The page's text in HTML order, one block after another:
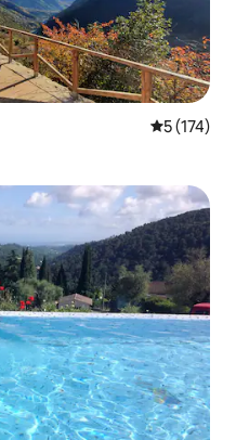
Évaluation
5 (174)